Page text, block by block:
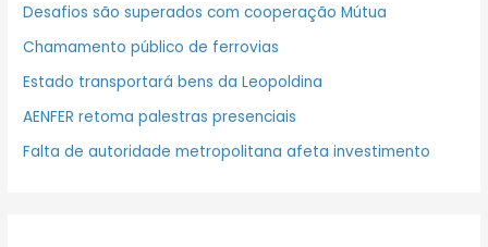
Desafios são superados com cooperação Mútua
Chamamento público de ferrovias
Estado transportará bens da Leopoldina
AENFER retoma palestras presenciais
Falta de autoridade metropolitana afeta investimento